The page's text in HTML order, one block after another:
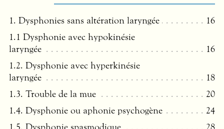
1. Dysphonies sans altération laryngée
16
1.1 Dysphonie avec hypokinésie
laryngée
16
1.2. Dysphonie avec hyperkinésie
laryngée
18
1.3. Trouble de la mue
20
1.4. Dysphonie ou aphonie psychogène
24